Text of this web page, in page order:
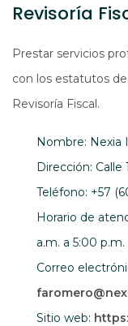
Revisoría
Prestar servicios
con los estatutos
Revisoría Fiscal.
Nombre: Nexia
Dirección: Calle
Teléfono: +57
Horario de
a.m. a 5:00 p.m.
Correo
faromero@
Sitio web: